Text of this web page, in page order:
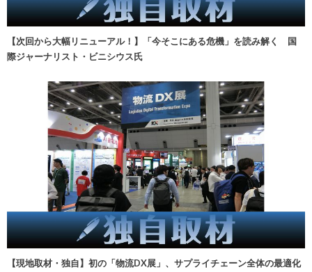
【次回から大幅リニューアル！】「今そこにある危機」を読み解く 国
際ジャーナリスト・ビニシウス氏
【現地取材・独自】初の「物流DX展」、サプライチェーン全体の最適化